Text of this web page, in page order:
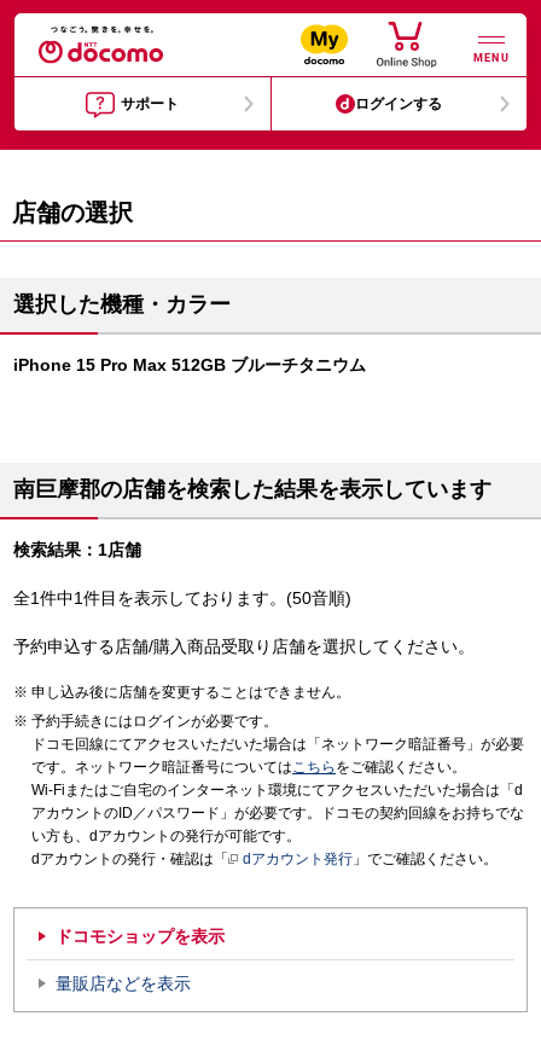
MENU
サポート ログインする
店舗の選択
選択した機種・カラー
iPhone 15 Pro Max 512GB ブルーチタニウム
南巨摩郡の店舗を検索した結果を表示しています
検索結果：1店舗
全1件中1件目を表示しております。(50音順)
予約申込する店舗/購入商品受取り店舗を選択してください。
申し込み後に店舗を変更することはできません。
予約手続きにはログインが必要です。
ドコモ回線にてアクセスいただいた場合は「ネットワーク暗証番号」が必要
です。ネットワーク暗証番号についてはこちら をご確認ください。
Wi-Fiまたはご自宅のインターネット環境にてアクセスいただいた場合は「d
アカウントのID／パスワード」が必要です。ドコモの契約回線をお持ちでな
い方も、dアカウントの発行が可能です。
dアカウントの発行・確認は「
dアカウント発行 」でご確認ください。
ドコモショップを表示
量販店などを表示